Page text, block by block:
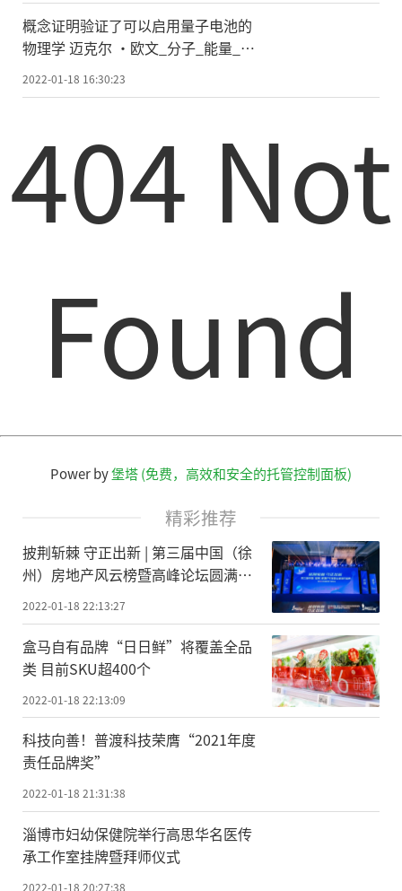
概念证明验证了可以启用量子电池的
物理学 迈克尔 ·欧文_分子_能量_设
备
2022-01-18 16:30:23
404 Not
Found
Power by堡塔 (免费，高效和安全的托管控制面板)
精彩推荐
披荆斩棘 守正出新 | 第三届中国（徐
州）房地产风云榜暨高峰论坛圆满落
2022-01-18 22:13:27
盒马自有品牌“日日鲜”将覆盖全品
类 目前SKU超400个
2022-01-18 22:13:09
科技向善！普渡科技荣膺“2021年度
责任品牌奖”
2022-01-18 21:31:38
淄博市妇幼保健院举行高思华名医传
承工作室挂牌暨拜师仪式
2022-01-18 20:27:38